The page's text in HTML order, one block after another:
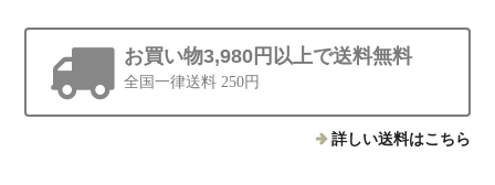
お買い物3,980円以上で送料無料
全国一律送料 250円
詳しい送料はこちら